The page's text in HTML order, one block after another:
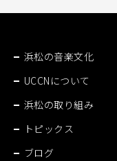
浜松の音楽文化
UCCNについて
浜松の取り組み
トピックス
ブログ